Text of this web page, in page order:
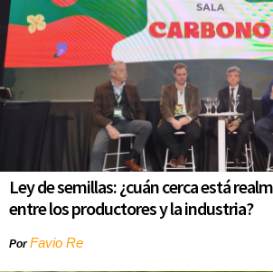
Ley de semillas: ¿cuán cerca está
entre los productores y la industria?
PorFavio Re